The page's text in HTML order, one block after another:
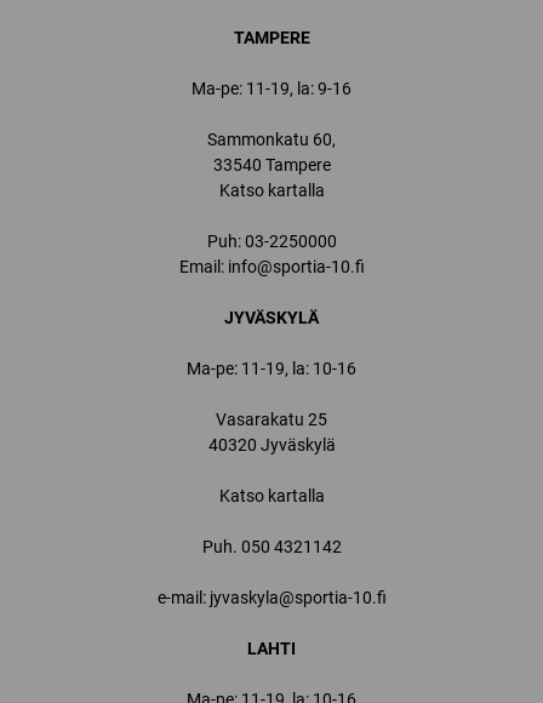
TAMPERE
Ma-pe: 11-19, la: 9-16
Sammonkatu 60,
33540 Tampere
Katso kartalla
Puh:03-2250000
Email: info@sportia-10.fi
JYVÄSKYLÄ
Ma-pe: 11-19, la: 10-16
Vasarakatu 25
40320 Jyväskylä
Katso kartalla
Puh. 050 4321142
e-mail: jyvaskyla@sportia-10.fi
LAHTI